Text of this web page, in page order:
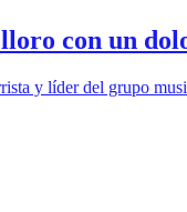
con un
y líder del grupo